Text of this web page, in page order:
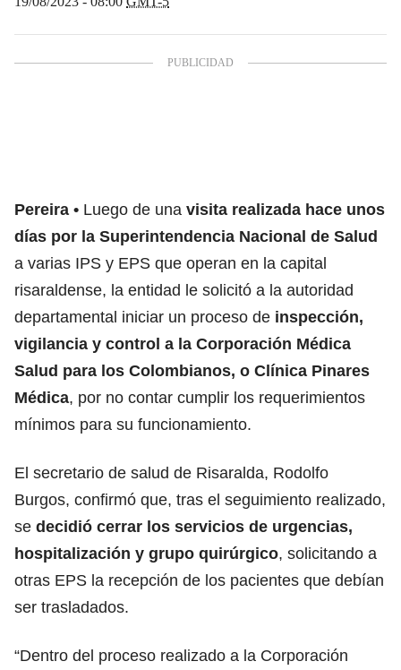
Pereira Luego de una visita realizada hace unos
días por la Superintendencia Nacional de Salud
a varias IPS y EPS que operan en la capital
risaraldense, la entidad le solicitó a la autoridad
departamental iniciar un proceso de inspección,
vigilancia y control a la Corporación Médica
Salud para los Colombianos, o Clínica Pinares
Médica, por no contar cumplir los requerimientos
mínimos para su funcionamiento.
El secretario de salud de Risaralda, Rodolfo
Burgos, confirmó que, tras el seguimiento realizado,
se decidió cerrar los servicios de urgencias,
hospitalización y grupo quirúrgico, solicitando a
otras EPS la recepción de los pacientes que debían
ser trasladados.
“Dentro del proceso realizado a la Corporación